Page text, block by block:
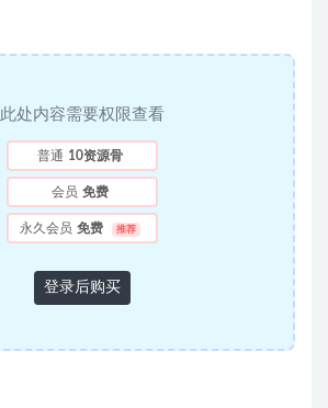
此处内容需要权限查看
普通 10资源骨
会员 免费
永久会员 免费 推荐
登录后购买